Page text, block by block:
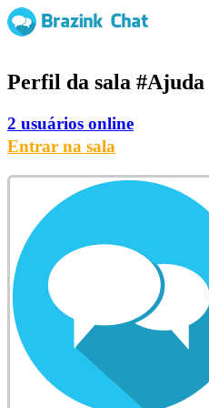
Perfil da sala #Ajuda
2 usuários online
Entrar na sala